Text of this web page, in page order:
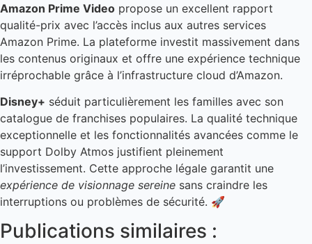
Amazon Prime Video propose un excellent rapport
qualité-prix avec l’accès inclus aux autres services
Amazon Prime. La plateforme investit massivement dans
les contenus originaux et offre une expérience technique
irréprochable grâce à l’infrastructure cloud d’Amazon.
Disney+ séduit particulièrement les familles avec son
catalogue de franchises populaires. La qualité technique
exceptionnelle et les fonctionnalités avancées comme le
support Dolby Atmos justifient pleinement
l’investissement. Cette approche légale garantit une
expérience de visionnage sereine sans craindre les
interruptions ou problèmes de sécurité. 🚀
Publications similaires :